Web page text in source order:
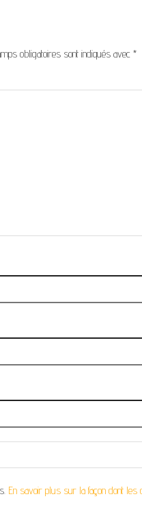
obligatoires sont indiqués avec *
En savoir plus sur la façon dont les